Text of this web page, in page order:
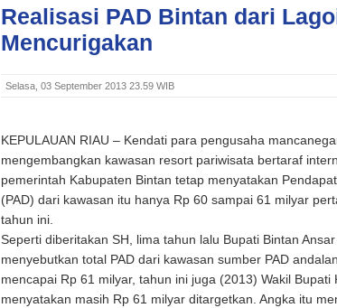
Realisasi PAD Bintan dari
Mencurigakan
Selasa, 03 September 2013 23.59 WIB
KEPULAUAN RIAU – Kendati para pengusaha
mengembangkan kawasan resort pariwisata bertaraf
pemerintah Kabupaten Bintan tetap menyatakan
(PAD) dari kawasan itu hanya Rp 60 sampai 61 milyar
tahun ini.
Seperti diberitakan SH, lima tahun lalu Bupati Bintan Ansar
menyebutkan total PAD dari kawasan sumber PAD
mencapai Rp 61 milyar, tahun ini juga (2013) Wakil Bupati
menyatakan masih Rp 61 milyar ditargetkan. Angka itu